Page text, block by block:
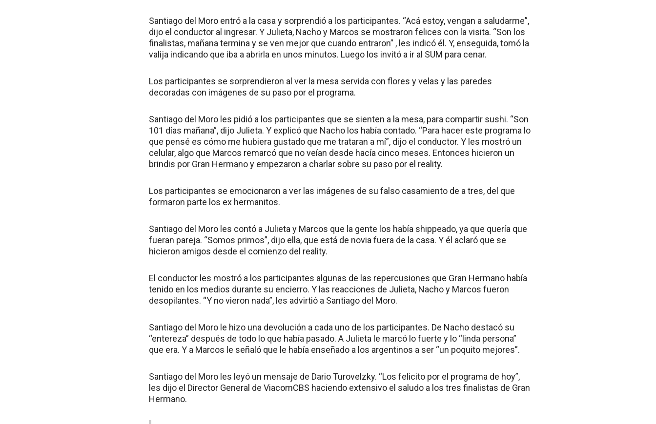
Santiago del Moro entró a la casa y sorprendió a los participantes. “Acá estoy, vengan a saludarme”,
dijo el conductor al ingresar. Y Julieta, Nacho y Marcos se mostraron felices con la visita. “Son los
finalistas, mañana termina y se ven mejor que cuando entraron” , les indicó él. Y, enseguida, tomó la
valija indicando que iba a abrirla en unos minutos. Luego los invitó a ir al SUM para cenar.
Los participantes se sorprendieron al ver la mesa servida con flores y velas y las paredes
decoradas con imágenes de su paso por el programa.
Santiago del Moro les pidió a los participantes que se sienten a la mesa, para compartir sushi. “Son
101 días mañana”, dijo Julieta. Y explicó que Nacho los había contado. “Para hacer este programa lo
que pensé es cómo me hubiera gustado que me trataran a mí”, dijo el conductor. Y les mostró un
celular, algo que Marcos remarcó que no veían desde hacía cinco meses. Entonces hicieron un
brindis por Gran Hermano y empezaron a charlar sobre su paso por el reality.
Los participantes se emocionaron a ver las imágenes de su falso casamiento de a tres, del que
formaron parte los ex hermanitos.
Santiago del Moro les contó a Julieta y Marcos que la gente los había shippeado, ya que quería que
fueran pareja. “Somos primos”, dijo ella, que está de novia fuera de la casa. Y él aclaró que se
hicieron amigos desde el comienzo del reality.
El conductor les mostró a los participantes algunas de las repercusiones que Gran Hermano había
tenido en los medios durante su encierro. Y las reacciones de Julieta, Nacho y Marcos fueron
desopilantes. “Y no vieron nada”, les advirtió a Santiago del Moro.
Santiago del Moro le hizo una devolución a cada uno de los participantes. De Nacho destacó su
“entereza” después de todo lo que había pasado. A Julieta le marcó lo fuerte y lo “linda persona”
que era. Y a Marcos le señaló que le había enseñado a los argentinos a ser “un poquito mejores”.
Santiago del Moro les leyó un mensaje de Dario Turovelzky. “Los felicito por el programa de hoy”,
les dijo el Director General de ViacomCBS haciendo extensivo el saludo a los tres finalistas de Gran
Hermano.